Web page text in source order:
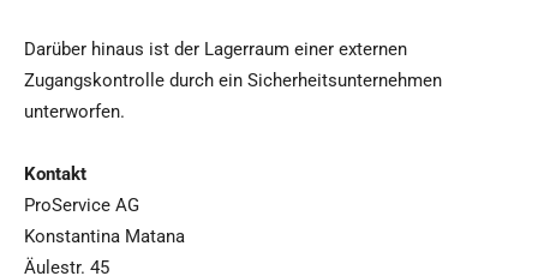
Darüber hinaus ist der Lagerraum einer externen
Zugangskontrolle durch ein Sicherheitsunternehmen
unterworfen.
Kontakt
ProService AG
Konstantina Matana
Äulestr. 45